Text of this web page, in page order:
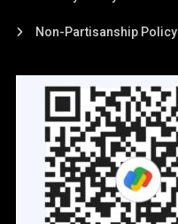
Non-Partisanship Policy